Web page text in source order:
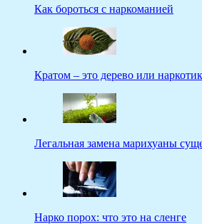
Как бороться с наркоманией
Кратом – это дерево или наркотик
Легальная замена марихуаны
Нарко порох: что это на сленге